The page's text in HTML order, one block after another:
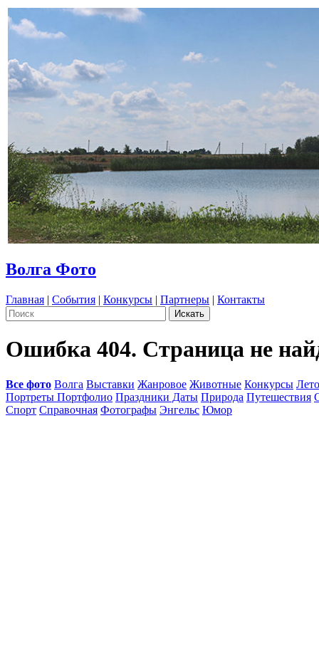
Волга Фото
Главная | События | Конкурсы | Партнеры | Контакты
Ошибка 404. Страница не
Все фото Волга Выставки Жанровое Животные Конкурсы
Портреты Портфолио Праздники Даты Природа Путешествия
Спорт Справочная Фотографы Энгельс Юмор